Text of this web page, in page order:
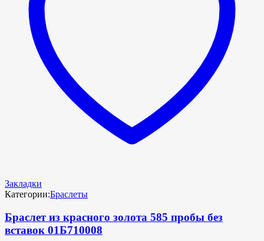
Закладки
Категории:Браслеты
Браслет из красного золота 585 пробы без
вставок 01Б710008